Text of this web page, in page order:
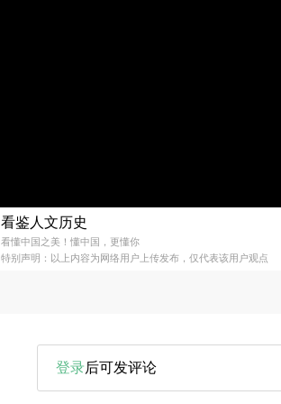
看鉴人文历史
看懂中国之美！懂中国，更懂你
特别声明：以上内容为网络用户上传发布，仅代表该用户观点
登录后可发评论